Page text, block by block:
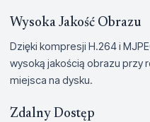
Wysoka Jakość Obrazu
Dzięki kompresji H.264 i
wysoką jakością obrazu przy
miejsca na dysku.
Zdalny Dostęp